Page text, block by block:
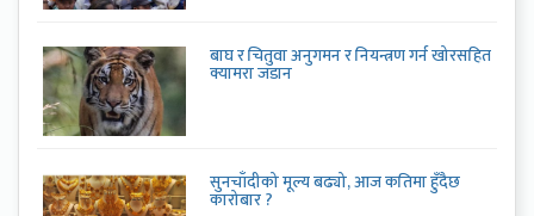
बाघ र चितुवा अनुगमन र नियन्त्रण गर्न खोरसहित
क्यामरा जडान
सुनचाँदीको मूल्य बढ्यो, आज कतिमा हुँदैछ
कारोबार ?